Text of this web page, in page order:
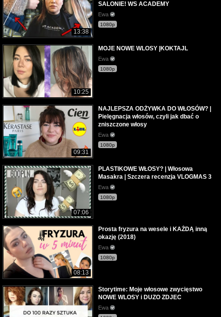
13:38
SALONIE! WS ACADEMY
Ewa
1080p
10:25
MOJE NOWE WLOSY |KOKTAJL
Ewa
1080p
09:31
NAJLEPSZA ODŻYWKA DO WŁOSÓW? |
Pielęgnacja włosów, czyli jak dbać o
zniszczone włosy
Ewa
1080p
07:06
PLASTIKOWE WŁOSY? | Włosowa
Masakra | Szczera recenzja VLOGMAS 3
Ewa
1080p
08:13
Prosta fryzura na wesele i KAŻDĄ inną
okazję (2018)
Ewa
1080p
Storytime: Moje włosowe zwycięstwo
NOWE WLOSY i DUZO ZDJEC
Ewa